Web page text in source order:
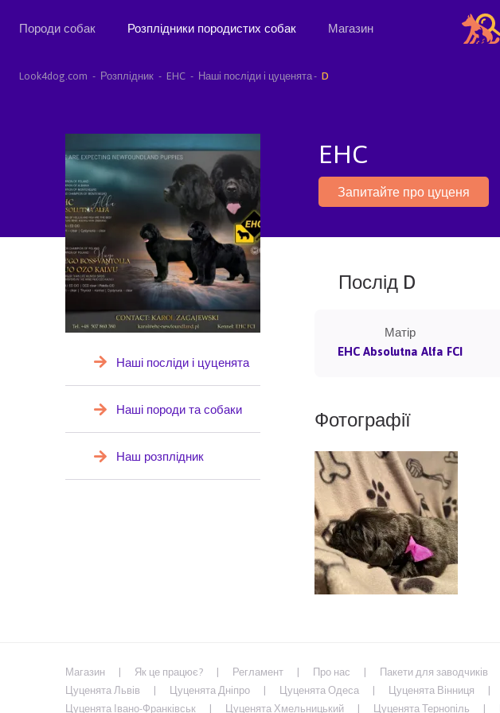
Породи собак Розплідники породистих собак Магазин
Look4dog.com Розплідник EHC Наші посліди і цуценята D
EHC
Запитайте про цуценя
Наші посліди і цуценята
Наші породи та собаки
Наш розплідник
Послід D
Матір
EHC Absolutna Alfa FCI
Фотографії
Магазин Як це працює? Регламент Про нас Пакети для заводчиків
Цуценята Львів
Цуценята Дніпро Цуценята Одеса Цуценята Вінниця
Цуценята Івано-Франківськ
Цуценята Хмельницький Цуценята Тернопіль